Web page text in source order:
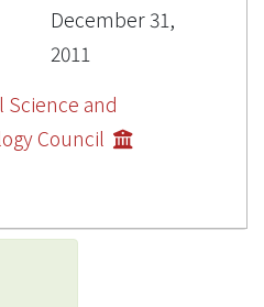
December 31,
2011
Science and
Council